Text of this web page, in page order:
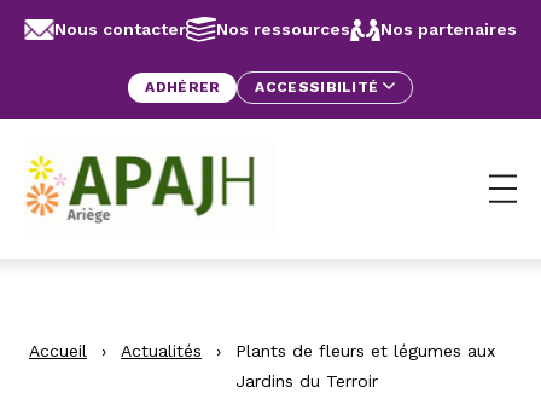
Aller au contenu
Nous contacter Nos ressources Nos partenaires
ADHÉRER ACCESSIBILITÉ
Accueil › Actualités ›
Plants de fleurs et légumes aux
Jardins du Terroir
Panneau de gestion des cookies